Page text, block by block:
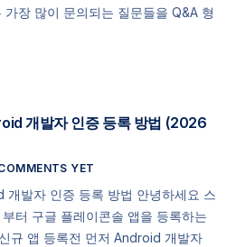
장 많이 문의되는 질문들을 Q&A 형
개발자 인증 등록 방법 (2026
YET
개발자 인증 등록 방법 안녕하세요 스
터 구글 플레이콘솔 앱을 등록하는
규 앱 등록전 먼저 Android 개발자